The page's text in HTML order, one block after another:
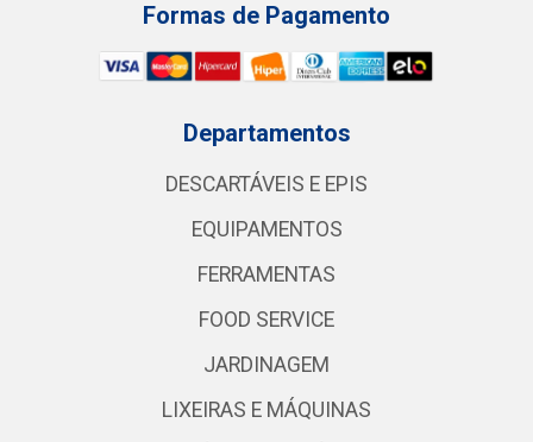
Formas de Pagamento
Departamentos
DESCARTÁVEIS E EPIS
EQUIPAMENTOS
FERRAMENTAS
FOOD SERVICE
JARDINAGEM
LIXEIRAS E MÁQUINAS